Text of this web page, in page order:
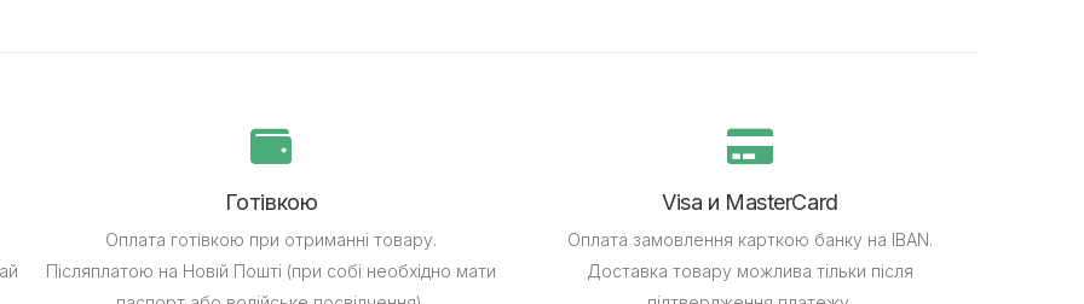
Готівкою
Оплата готівкою при отриманні товару.
Післяплатою на Новій Пошті (при собі необхідно мати
Visa и MasterCard
Оплата замовлення карткою банку на IBAN.
Доставка товару можлива тільки після